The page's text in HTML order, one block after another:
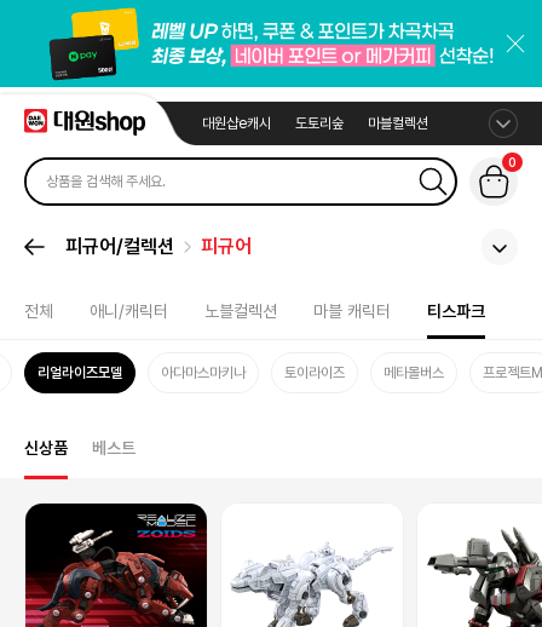
대원샵e캐시 도토리숲 마블컬렉션
0
피규어/컬렉션 피규어
전체 애니/캐릭터 노블컬렉션 마블 캐릭터 티스파크
리얼라이즈모델 아다마스마키나 토이라이즈 메타몰버스 프로젝트M
신상품 베스트